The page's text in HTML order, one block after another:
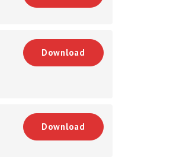
Download
Download